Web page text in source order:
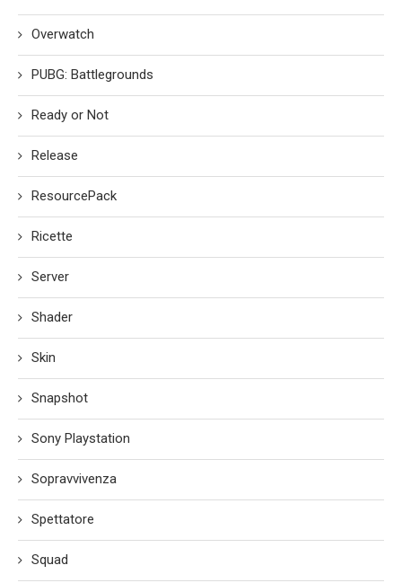
Overwatch
PUBG: Battlegrounds
Ready or Not
Release
ResourcePack
Ricette
Server
Shader
Skin
Snapshot
Sony Playstation
Sopravvivenza
Spettatore
Squad